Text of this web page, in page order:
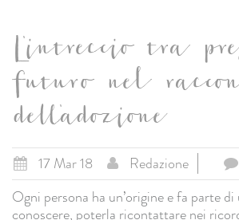
L'intreccio tra
futuro nel
dell'adozione
17 Mar 18 Redazione
Ogni persona ha un’origine e fa parte
conoscere, poterla ricontattare nei